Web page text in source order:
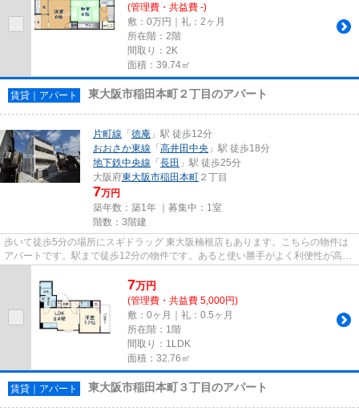
(管理費・共益費 -)
敷：0万円｜礼：2ヶ月
所在階：2階
間取り：2K
面積：39.74㎡
賃貸｜アパート 東大阪市稲田本町２丁目のアパート
片町線 「徳庵 」駅 徒歩12分
おおさか東線 「高井田中央 」駅 徒歩18分
地下鉄中央線 「長田 」駅 徒歩25分
大阪府東大阪市稲田本町 ２丁目
7万円
築年数：築1年 ｜募集中： 1室
階数：3階建
歩いて徒歩5分の場所にスギドラッグ 東大阪楠根店もあります。こちらの物件は
アパートです。駅まで徒歩12分の物件です。あると使い勝手がよく利便性が高い
のが敷地内ごみ置き場です。...
7万円
(管理費・共益費 5,000円)
敷：0ヶ月｜礼：0.5ヶ月
所在階：1階
間取り：1LDK
面積：32.76㎡
賃貸｜アパート 東大阪市稲田本町３丁目のアパート